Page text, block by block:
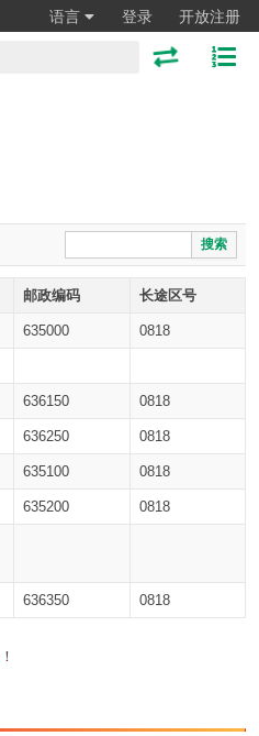
语言 登录 开放注册
搜索
邮政编码 长途区号
635000 0818
636150 0818
636250 0818
635100 0818
635200 0818
636350 0818
！